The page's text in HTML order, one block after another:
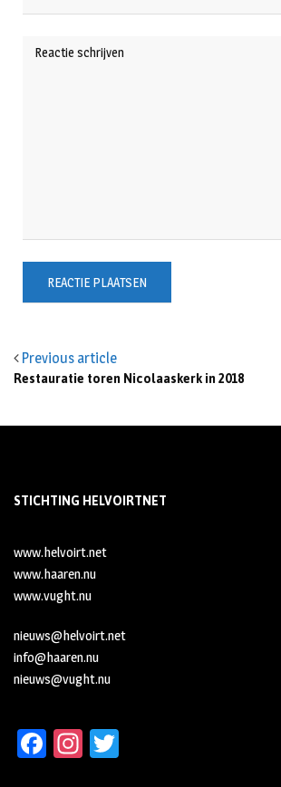
Previous article
Restauratie toren Nicolaaskerk in 2018
STICHTING HELVOIRTNET
www.helvoirt.net
www.haaren.nu
www.vught.nu
nieuws@helvoirt.net
info@haaren.nu
nieuws@vught.nu
Fa In